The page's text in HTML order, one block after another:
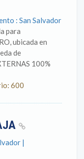
: San Salvador
para
ubicada en
de
100%
600
|